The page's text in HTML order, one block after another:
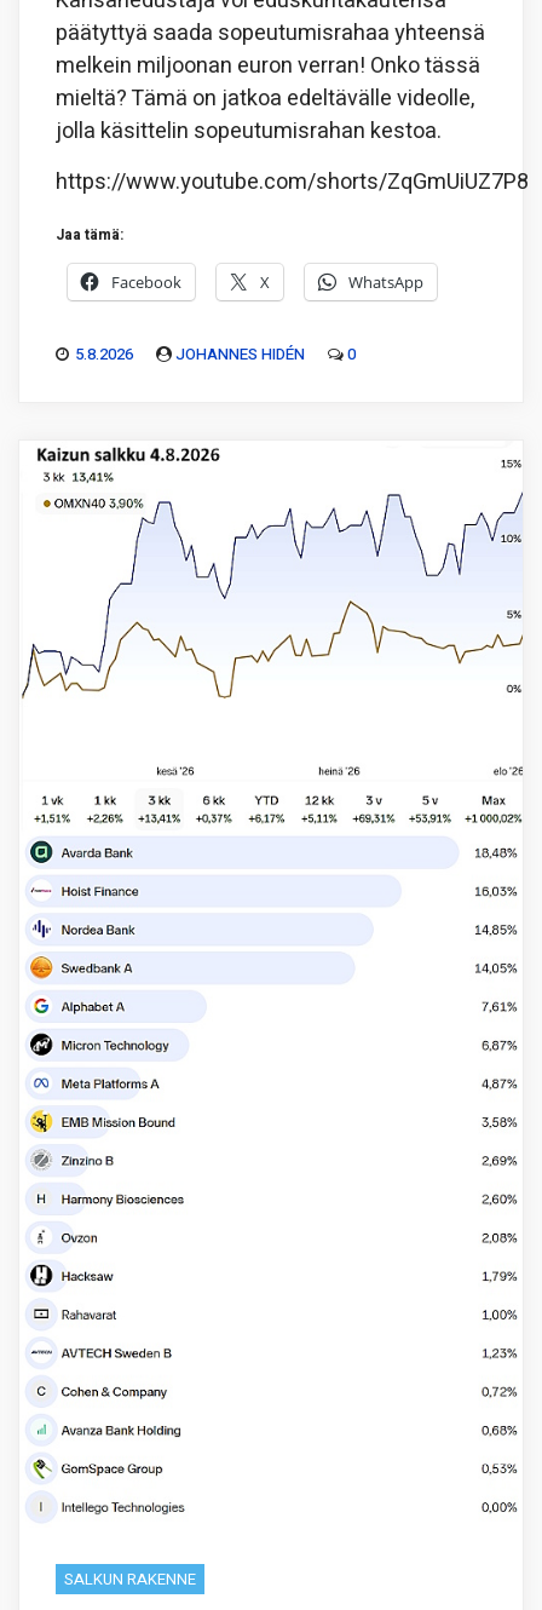
päätyttyä saada sopeutumisrahaa yhteensä
melkein miljoonan euron verran! Onko tässä
mieltä? Tämä on jatkoa edeltävälle videolle,
jolla käsittelin sopeutumisrahan kestoa.
https://www.youtube.com/shorts/ZqGmUiUZ7P8
Jaa tämä:
Facebook X WhatsApp
5.8.2026 JOHANNES HIDÉN 0
SALKUN RAKENNE